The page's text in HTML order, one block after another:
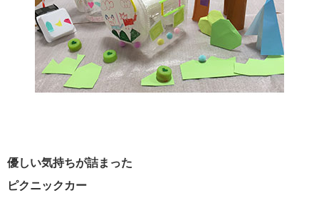
優しい気持ちが詰まった
ピクニックカー